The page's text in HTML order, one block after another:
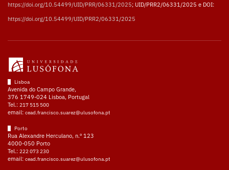
https://doi.org/10.54499/UID/PRR/06331/2025; UID/PRR2/06331/2025 e DOI:
https://doi.org/10.54499/UID/PRR2/06331/2025
Lisboa
Avenida do Campo Grande,
376 1749-024 Lisboa, Portugal
Tel.: 217 515 500
email: cead.francisco.suarez@ulusofona.pt
Porto
Rua Alexandre Herculano, n.º 123
4000-050 Porto
Tel.: 222 073 230
email: cead.francisco.suarez@ulusofona.pt